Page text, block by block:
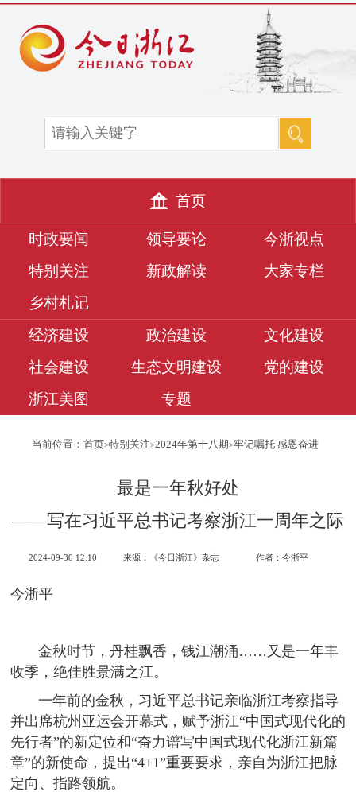
首页
时政要闻 领导要论
今浙视点
特别关注
新政解读
大家专栏
乡村札记
经济建设
政治建设
文化建设
社会建设
生态文明建设
党的建设
浙江美图
专题
当前位置： 首页>特别关注>2024年第十八期>牢记嘱托 感恩奋进
最是一年秋好处
——写在习近平总书记考察浙江一周年之际
2024-09-30 12:10 来源：《今日浙江》杂志 作者：今浙平
今浙平
金秋时节，丹桂飘香，钱江潮涌……又是一年丰
收季，绝佳胜景满之江。
一年前的金秋，习近平总书记亲临浙江考察指导
并出席杭州亚运会开幕式，赋予浙江“中国式现代化的
先行者”的新定位和“奋力谱写中国式现代化浙江新篇
章”的新使命，提出“4+1”重要要求，亲自为浙江把脉
定向、指路领航。